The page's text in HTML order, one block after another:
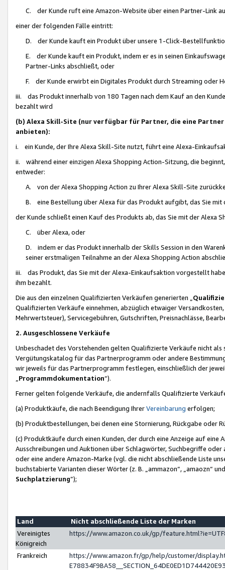
C. der Kunde ruft eine Amazon-Website über einen Partner-Link
einer der folgenden Fälle eintritt:
D. der Kunde kauft ein Produkt über unsere 1-Click-
E. der Kunde kauft ein Produkt, indem er es in seinen
Partner-Links abschließt, oder
F. der Kunde erwirbt ein Digitales Produkt durch Streaming oder
iii. das Produkt innerhalb von 180 Tagen nach dem Kauf an den
bezahlt wird
(b) Alexa Skill-Site (nur verfügbar für Partner, die eine
anbieten):
i. ein Kunde, der Ihre Alexa Skill-Site nutzt, führt eine Alexa-
ii. während einer einzigen Alexa Shopping Action-Sitzung, die
entweder:
A. von der Alexa Shopping Action zu Ihrer Alexa Skill-Site
B. eine Bestellung über Alexa für das Produkt aufgibt, das Sie mit
der Kunde schließt einen Kauf des Produkts ab, das Sie mit der Alexa
C. über Alexa, oder
D. indem er das Produkt innerhalb der Skills Session in den
seiner erstmaligen Teilnahme an der Alexa Shopping Action
iii. das Produkt, das Sie mit der Alexa-Einkaufsaktion vorgestellt
ihm bezahlt.
Die aus den einzelnen Qualifizierten Verkäufen generierten „
Qualifizierten Verkäufe einnehmen, abzüglich etwaiger
Mehrwertsteuer), Servicegebühren, Gutschriften, Preisnachlässe,
2. Ausgeschlossene Verkäufe
Unbeschadet des Vorstehenden gelten Qualifizierte Verkäufe nicht
Vergütungskatalog für das Partnerprogramm oder andere
wir jeweils für das Partnerprogramm festlegen, einschließlich der
Programmdokumentation“).
Ferner gelten folgende Verkäufe, die andernfalls Qualifizierte
(a) Produktkäufe, die nach Beendigung IhrerVereinbarung erfolgen;
(b) Produktbestellungen, bei denen eine Stornierung, Rückgabe oder
(c) Produktkäufe durch einen Kunden, der durch eine Anzeige auf
Ausschreibungen und Auktionen über Schlagwörter, Suchbegriffe
oder eine andere Amazon-Marke (vgl. die nicht abschließende Liste
buchstabierte Varianten dieser Wörter (z. B. „ammazon“, „amaozn“
Suchplatzierung”);
Land
Nicht abschließende Liste der Marken
Vereinigtes
Königreich
https://www.amazon.co.uk/gp/
Frankreich
https://www.amazon.fr/gp/help/customer/